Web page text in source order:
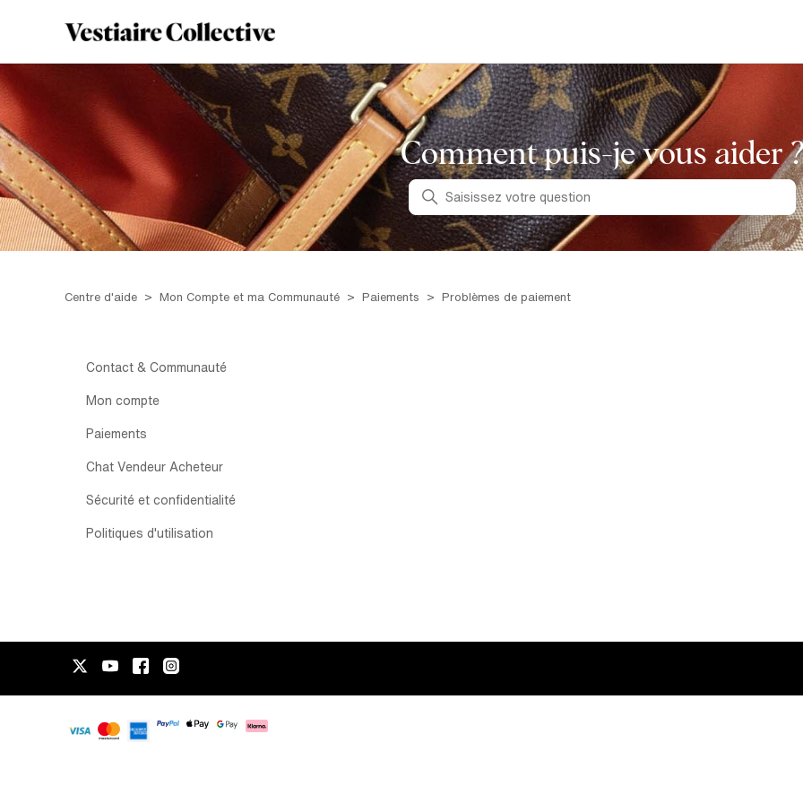
Comment puis-je vous aider ?
Recherche
Centre d'aide Mon Compte et ma Communauté Paiements Problèmes de paiement
Contact & Communauté
Mon compte
Paiements
Chat Vendeur Acheteur
Sécurité et confidentialité
Politiques d'utilisation